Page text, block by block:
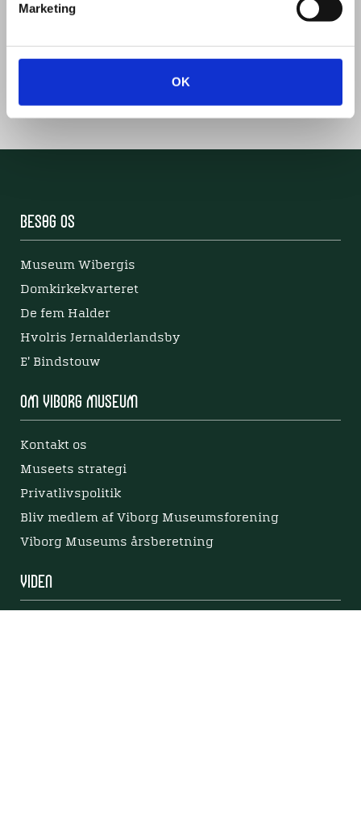
Marketing
OK
Del denne artikel med andre:
Besøg os
Museum Wibergis
Domkirkekvarteret
De fem Halder
Hvolris Jernalderlandsby
E' Bindstouw
Om Viborg Museum
Kontakt os
Museets strategi
Privatlivspolitik
Bliv medlem af Viborg Museumsforening
Viborg Museums årsberetning
Viden